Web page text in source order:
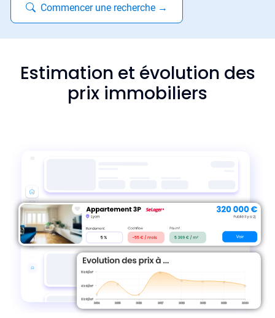
Commencer une recherche →
Estimation et évolution des
prix immobiliers